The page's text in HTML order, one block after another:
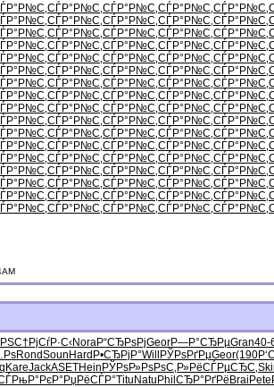
СЃР°Р№С‚СЃР°Р№С‚СЃР°Р№С‚СЃР°Р№С‚
СЃР°Р№С‚СЃР°Р№С‚СЃР°Р№С‚СЃР°Р№С‚
СЃР°Р№С‚СЃР°Р№С‚СЃР°Р№С‚СЃР°Р№С‚
СЃР°Р№С‚СЃР°Р№С‚СЃР°Р№С‚СЃР°Р№С‚
СЃР°Р№С‚СЃР°Р№С‚СЃР°Р№С‚СЃР°Р№С‚
СЃР°Р№С‚СЃР°Р№С‚СЃР°Р№С‚СЃР°Р№С‚
СЃР°Р№С‚СЃР°Р№С‚СЃР°Р№С‚СЃР°Р№С‚
СЃР°Р№С‚СЃР°Р№С‚СЃР°Р№С‚СЃР°Р№С‚
СЃР°Р№С‚СЃР°Р№С‚СЃР°Р№С‚СЃР°Р№С‚
СЃР°Р№С‚СЃР°Р№С‚СЃР°Р№С‚СЃР°Р№С‚
СЃР°Р№С‚СЃР°Р№С‚СЃР°Р№С‚СЃР°Р№С‚
СЃР°Р№С‚СЃР°Р№С‚СЃР°Р№С‚СЃР°Р№С‚
СЃР°Р№С‚СЃР°Р№С‚СЃР°Р№С‚СЃР°Р№С‚
СЃР°Р№С‚СЃР°Р№С‚СЃР°Р№С‚СЃР°Р№С‚
СЃР°Р№С‚СЃР°Р№С‚СЃР°Р№С‚СЃР°Р№С‚
СЃР°Р№С‚СЃР°Р№С‚СЃР°Р№С‚СЃР°Р№С‚
СЃР°Р№С‚СЃР°Р№С‚СЃР°Р№С‚СЃР°Р№С‚
РјСѓР·С‹NoraР“СЂРѕРјGeorР—Р°СЂРµGran40-
RondSoun Hard Р•СЂРјР°Will РЎРѕРґРµGeor(190
KareJackASETHein РЎРѕР»РѕРѕС‚Р»РёСЃРµСЂС‚
РњР°РєР° РџРёСЃР°Titu Natu Phil СЂР°РґРё Brai Pete